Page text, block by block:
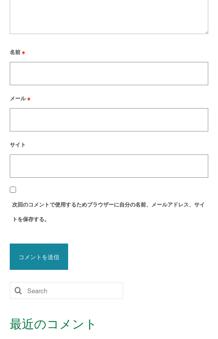
名前 ※
メール※
サイト
次回のコメントで使用するためブラウザーに自分の名前、メールアドレス、サイ
トを保存する。
Search
最近のコメント